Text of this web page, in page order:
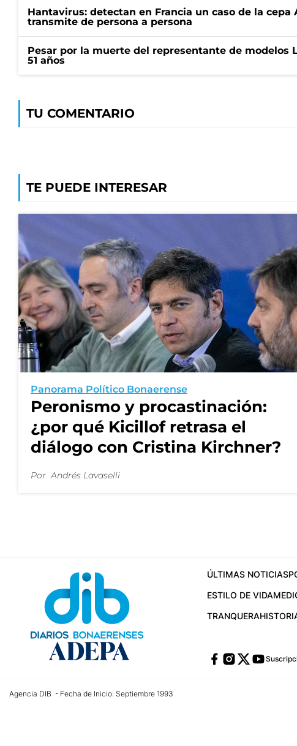
Hantavirus: detectan en Francia un caso de la cepa
transmite de persona a persona
Pesar por la muerte del representante de modelos
51 años
TU COMENTARIO
TE PUEDE INTERESAR
Panorama Político Bonaerense
Peronismo y procastinación:
¿por qué Kicillof retrasa el
diálogo con Cristina Kirchner?
Por Andrés Lavaselli
ÚLTIMAS NOTICIAS
ESTILO DE VIDA
TRANQUERA
Agencia DIB - Fecha de Inicio: Septiembre 1993